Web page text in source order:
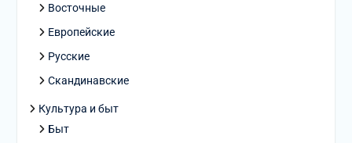
Восточные
Европейские
Русские
Скандинавские
Культура и быт
Быт